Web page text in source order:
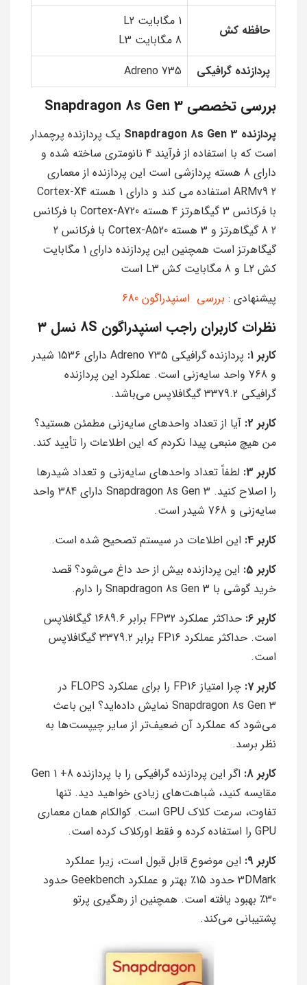
حافظه کش
1 مگابایت L2
8 مگابایت L3
پردازنده گرافیکی
Adreno 735
بررسی تخصصی Snapdragon 8s Gen 3
پردازنده Snapdragon 8s Gen 3
یک پردازنده پرچمدار
است که با استفاده از فرآیند 4 نانومتری ساخته شده و
دارای 8 هسته پردازشی است این پردازنده از معماری
ARMv9 2 استفاده می کند و دارای 1 هسته Cortex-X4
با فرکانس 3 گیگاهرتز 4 هسته Cortex-A720 با فرکانس
2 8 گیگاهرتز و 3 هسته Cortex-A520 با فرکانس 2
گیگاهرتز است همچنین این پردازنده دارای 1 مگابایت
کش L2 و 8 مگابایت کش L3 است
پیشنهادی : بررسی اسنپدراگون 680
نظرات کاربران راجب اسنپدراگون 8S نسل ۳
کاربر 1:
پردازنده گرافیکی Adreno 735 دارای 1536 شیدر
و 768 واحد سایه‌زنی است. عملکرد این پردازنده
گرافیکی 3379.2 گیگافلاپس می‌باشد.
کاربر 2:
آیا از تعداد واحدهای سایه‌زنی مطمئن هستید؟
من هیچ منبعی پیدا نکردم که این اطلاعات را تأیید کند.
کاربر 3:
لطفاً تعداد واحدهای سایه‌زنی و تعداد شیدرها
را اصلاح کنید. Snapdragon 8s Gen 3 دارای 384 واحد
سایه‌زنی و 768 شیدر است.
کاربر 4:
این اطلاعات در سیستم تصحیح شده است.
کاربر 5:
این پردازنده بیش از حد داغ می‌شود؟ قصد
خرید گوشی با Snapdragon 8s Gen 3 را دارم.
کاربر 6:
حداکثر عملکرد FP32 برابر 1689.6 گیگافلاپس
است. حداکثر عملکرد FP16 برابر 3379.2 گیگافلاپس
است.
کاربر 7:
چرا امتیاز FP16 را برای عملکرد FLOPS در
Snapdragon 8s Gen 3 نمایش داده‌اید؟ این باعث
می‌شود که عملکرد آن ضعیف‌تر از سایر چیپست‌ها به
نظر برسد.
کاربر 8:
اگر این پردازنده گرافیکی را با پردازنده 8+ Gen 1
مقایسه کنید، شباهت‌های زیادی خواهید دید. تنها
تفاوت، سرعت کلاک GPU است. کوالکام همان معماری
GPU را استفاده کرده و فقط اورکلاک کرده است.
کاربر 9:
این موضوع قابل قبول است، زیرا عملکرد
3DMark حدود 15٪ بهتر و عملکرد Geekbench حدود
30٪ بهبود یافته است. همچنین از رهگیری پرتو
پشتیبانی می‌کند.